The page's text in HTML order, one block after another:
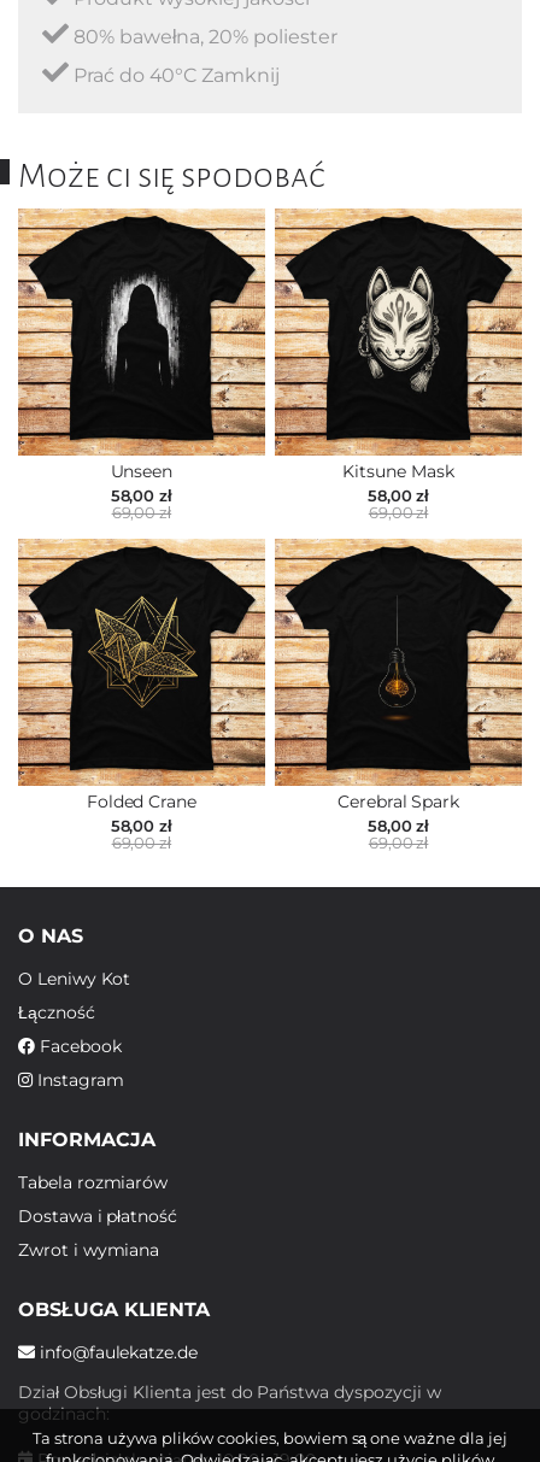
80% bawełna, 20% poliester
Prać do 40°C Zamknij
Może ci się spodobać
Unseen
58,00 zł
69,00 zł
Kitsune Mask
58,00 zł
69,00 zł
Folded Crane
58,00 zł
69,00 zł
Cerebral Spark
58,00 zł
69,00 zł
O NAS
O Leniwy Kot
Łączność
Facebook
Instagram
INFORMACJA
Tabela rozmiarów
Dostawa i płatność
Zwrot i wymiana
OBSŁUGA KLIENTA
info@faulekatze.de
Dział Obsługi Klienta jest do Państwa dyspozycji w
godzinach:
Ta strona używa plików cookies, bowiem są one ważne dla jej